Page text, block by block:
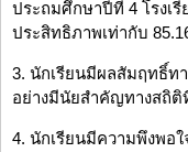
ประถมศึกษาปีที่ 4 โรงเ
ประสิทธิภาพเท่ากับ
3. นักเรียนมีผลสัมฤทธิ์ท
อย่างมีนัยสำคัญทางสถิติ
4. นักเรียนมีความพึงพอ